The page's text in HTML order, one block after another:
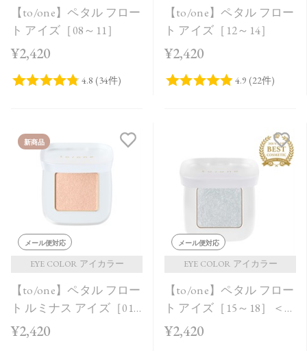
【to/one】ペタル フロー
ト アイズ［08～11］
¥2,420
【to/one】ペタル フロー
ト アイズ［12～14］
¥2,420
新商品
メール便対応
EYE COLOR アイカラー
【to/one】ペタル フロー
ト ルミナス アイズ［01
～04］＜2026 AW
¥2,420
メール便対応
EYE COLOR アイカラー
【to/one】ペタル フロー
ト アイズ［15～18］＜
2026 SS Collection＞
¥2,420